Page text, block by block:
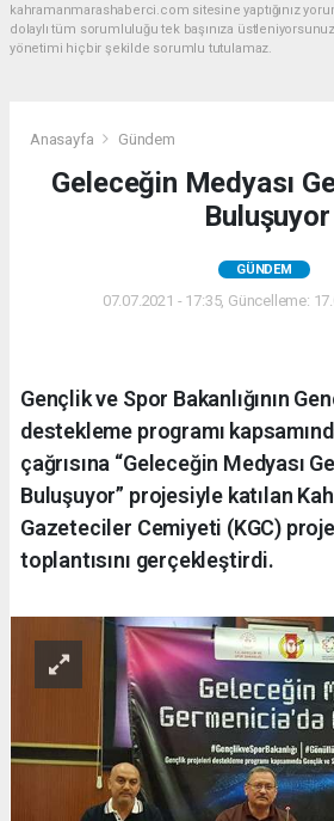
kahramanmarashaberci.com sitesine yaptığınız
dolaylı tüm sorumluluğu tek başınıza
yönetimi hiçbir şekilde sorumlu tutulamaz.
Anasayfa Gündem
Geleceğin Medyası
Buluşuyor
GÜNDEM
07.07.2021 - 17:35, Güncelleme:
Gençlik ve Spor Bakanlığının
destekleme programı
çağrısına “Geleceğin Medyası
Buluşuyor” projesiyle katılan
Gazeteciler Cemiyeti (KGC) proje
toplantısını gerçekleştirdi.